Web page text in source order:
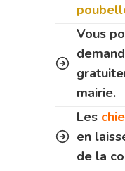
Vous
mairie.
Les
en
de la